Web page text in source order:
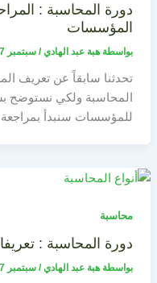
دورة المحاسبة :
المؤسسات
بواسطة هبة عبد الهادي/ سبتمبر 7, 2018
تحدثنا سابقاً عن تعريف
المحاسبة ولكي نستوضح
للمؤسسات سنبدأ بمراجعة
محاسبة
دورة المحاسبة :
بواسطة هبة عبد الهادي/ سبتمبر 7, 2018